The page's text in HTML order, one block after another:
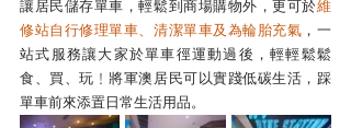
讓居民儲存單車，輕鬆到商場購物外，更可於維
修站自行修理單車、清潔單車及為輪胎充氣 ，一
站式服務讓大家於單車徑運動過後，輕輕鬆鬆
食、買、玩﹗將軍澳居民可以實踐低碳生活，踩
單車前來添置日常生活用品。